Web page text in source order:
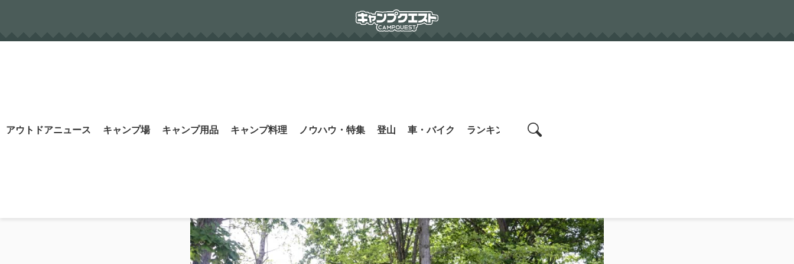
アウトドアニュース キャンプ場 キャンプ用品 キャンプ料理 ノウハウ・特集 登山 車・バイク ランキング search
Search